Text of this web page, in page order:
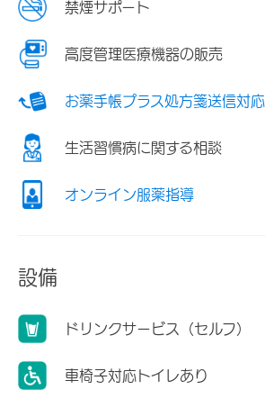
禁煙サポート
高度管理医療機器の販売
お薬手帳プラス処方箋送信対応
生活習慣病に関する相談
オンライン服薬指導
設備
ドリンクサービス（セルフ）
車椅子対応トイレあり